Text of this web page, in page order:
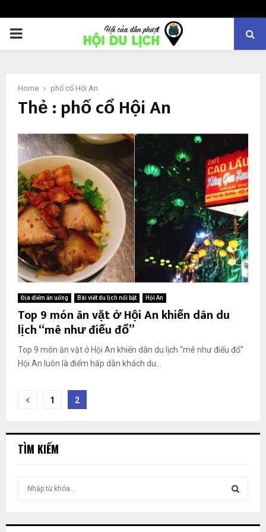
PRIMARY
Home phố cổ Hội An
Thẻ : phố cổ Hội An
Địa điểm ăn uống Bài viết du lịch nổi bật Hội An
Top 9 món ăn vặt ở Hội An khiến dân du
lịch “mê như điếu đổ”
Top 9 món ăn vặt ở Hội An khiến dân du lịch “mê như điếu đổ”
Hội An luôn là điểm hấp dẫn khách du...
Phân
bài
1 2
TÌM KIẾM